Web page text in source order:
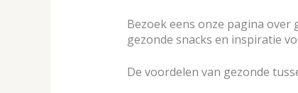
Bezoek eens onze pagina
gezonde snacks en inspiratie
De voordelen van gezonde